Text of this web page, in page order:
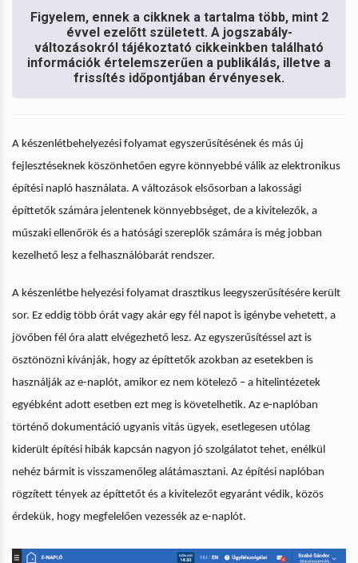
Figyelem, ennek a cikknek a tartalma több, mint 2
évvel ezelőtt született. A jogszabály-
változásokról tájékoztató cikkeinkben található
információk értelemszerűen a publikálás, illetve a
frissítés időpontjában érvényesek.
A készenlétbehelyezési folyamat egyszerűsítésének és más új
fejlesztéseknek köszönhetően egyre könnyebbé válik az elektronikus
építési napló használata. A változások elsősorban a lakossági
építtetők számára jelentenek könnyebbséget, de a kivitelezők, a
műszaki ellenőrök és a hatósági szereplők számára is még jobban
kezelhető lesz a felhasználóbarát rendszer.
A készenlétbe helyezési folyamat drasztikus leegyszerűsítésére került
sor. Ez eddig több órát vagy akár egy fél napot is igénybe vehetett, a
jövőben fél óra alatt elvégezhető lesz. Az egyszerűsítéssel azt is
ösztönözni kívánják, hogy az építtetők azokban az esetekben is
használják az e-naplót, amikor ez nem kötelező – a hitelintézetek
egyébként adott esetben ezt meg is követelhetik. Az e-naplóban
történő dokumentáció ugyanis vitás ügyek, esetlegesen utólag
kiderült építési hibák kapcsán nagyon jó szolgálatot tehet, enélkül
nehéz bármit is visszamenőleg alátámasztani. Az építési naplóban
rögzített tények az építtetőt és a kivitelezőt egyaránt védik, közös
érdekük, hogy megfelelően vezessék az e-naplót.